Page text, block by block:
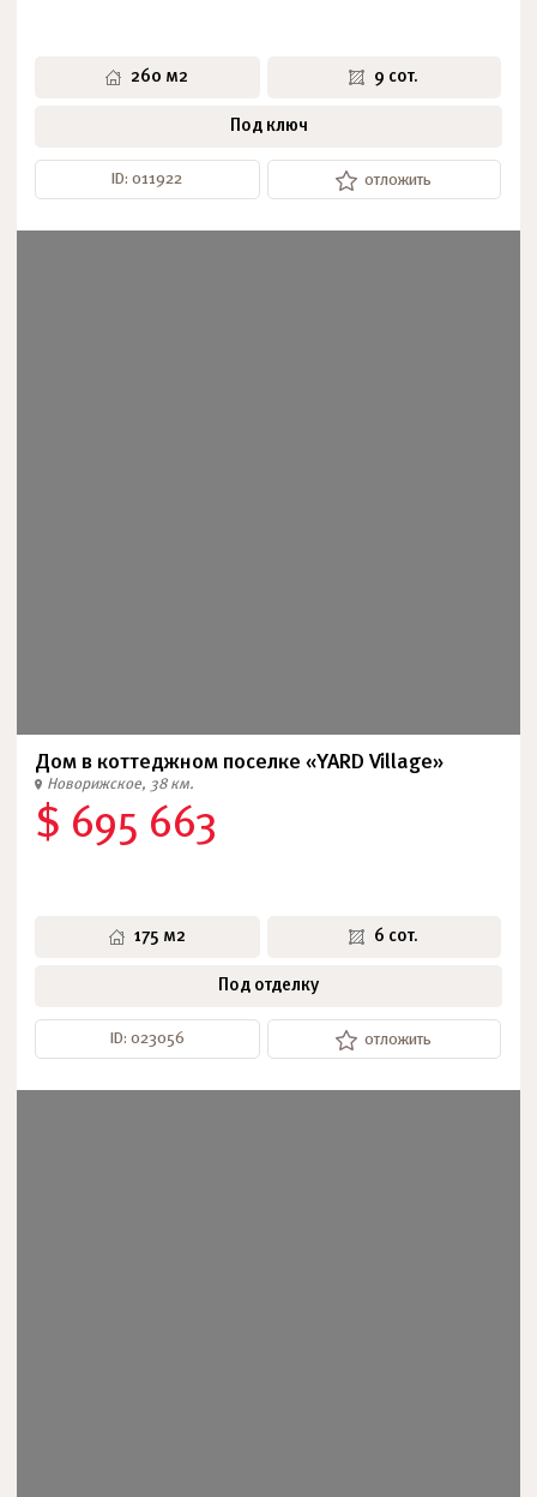
260 м2 9 сот.
Под ключ
ID: 011922 отложить
Дом в коттеджном поселке «YARD Village»
Новорижское, 38 км.
$ 695 663
175 м2 6 сот.
Под отделку
ID: 023056 отложить